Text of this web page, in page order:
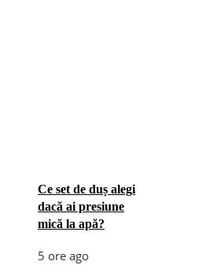
Ce set de duș alegi
dacă ai presiune
mică la apă?
5 ore ago